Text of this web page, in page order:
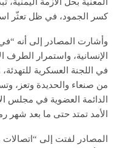
كسر الجمود، في ظل تعثّر
وأشارت المصادر إلى أنه
الإنسانية، واستمرار
في اللجنة العسكرية
من صنعاء والحديدة وتعز،
الدائمة العضوية في مجلس
الأمد تمتد حتى ما بعد شهر
المصادر لفتت إلى